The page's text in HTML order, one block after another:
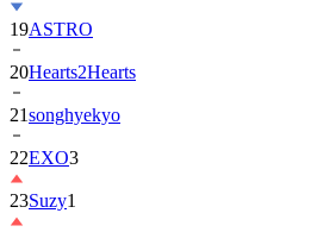
20Hearts2Hearts
21songhyekyo
22EXO3
23Suzy1
24TXT1